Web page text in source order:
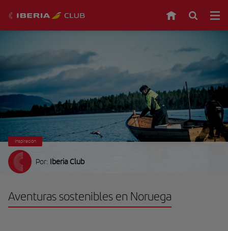
Inspiración
Por: Iberia Club
Aventuras sostenibles en Noruega